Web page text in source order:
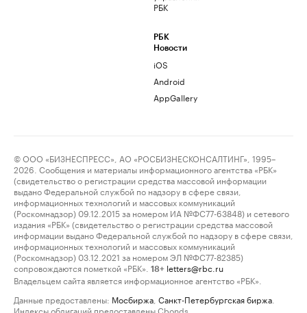
РБК
РБК
Новости
iOS
Android
AppGallery
© ООО «БИЗНЕСПРЕСС», АО «РОСБИЗНЕСКОНСАЛТИНГ», 1995–
2026. Сообщения и материалы информационного агентства «РБК»
(свидетельство о регистрации средства массовой информации
выдано Федеральной службой по надзору в сфере связи,
информационных технологий и массовых коммуникаций
(Роскомнадзор) 09.12.2015 за номером ИА №ФС77-63848) и сетевого
издания «РБК» (свидетельство о регистрации средства массовой
информации выдано Федеральной службой по надзору в сфере связи,
информационных технологий и массовых коммуникаций
(Роскомнадзор) 03.12.2021 за номером ЭЛ №ФС77-82385)
сопровождаются пометкой «РБК».
18+ letters@rbc.ru
Владельцем сайта является информационное агентство «РБК».
Данные предоставлены: Мосбиржа Санкт-Петербургская биржа
Индексы облигаций предоставлены Cbonds.